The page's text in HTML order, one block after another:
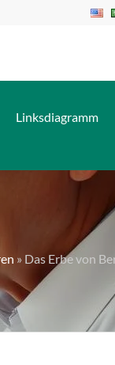
Linksdiagramm
» Das Erbe von